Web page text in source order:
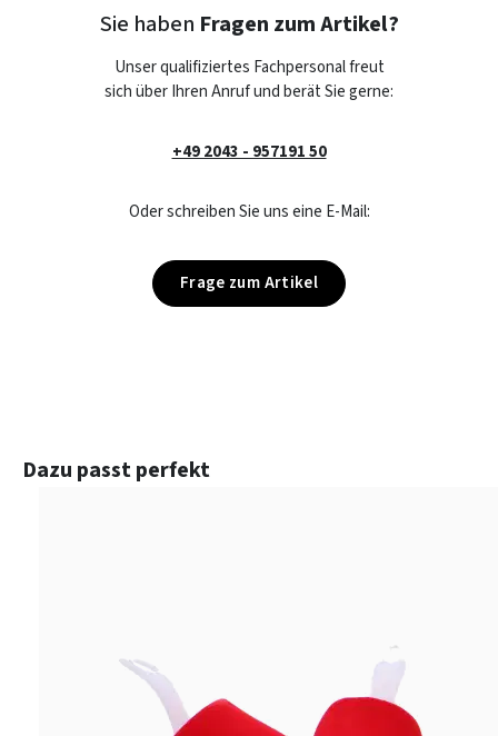
Sie haben Fragen zum Artikel?
Unser qualifiziertes Fachpersonal freut
sich über Ihren Anruf und berät Sie gerne:
+49 2043 - 957191 50
Oder schreiben Sie uns eine E-Mail:
Frage zum Artikel
Produktgalerie überspringen
Dazu passt perfekt